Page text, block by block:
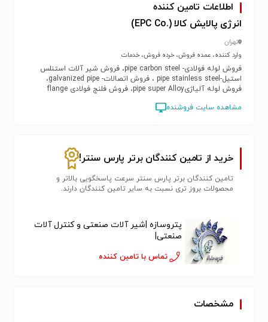
اطلاعات تامین کننده
انرژی پالایش کالا (.EPC Co)
تهران
وارد کننده، عمده فروش، خرده فروش، خدمات
فروش لوله فولادی- pipe carbon steel، فروش شیر آلات استنلس
استیل-pipe stainless steel ، فروش اتصالات- galvanized pipe،
فروش لوله آلیاژیpipe super Alloy، فروش فلنج فولادی flange
لوله رده 40، فروش استاد بولت، فروش پیچ و مهرهnut & bolt
مشاهده سایت فروشنده
خرید از تامین کنندگان برتر پارس سنتر!
تامین کنندگان برتر پارس سنتر سرعت پاسخگویی بالاتر و
محصولات بروز تری نسبت به سایر تامین کنندگان دارند.
پتروسازه |شیر آلات صنعتی و کنترل آلات
صنعتی|
تماس با تامین کننده
مشخصات